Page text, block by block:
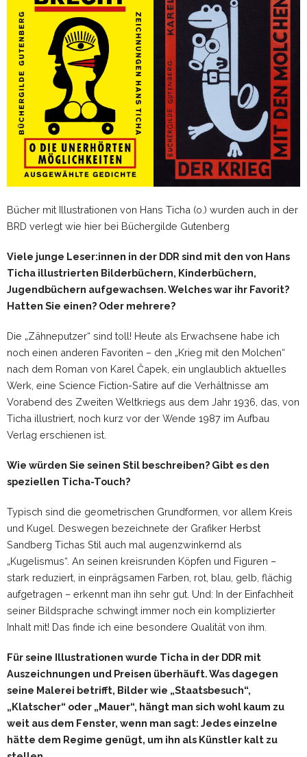
Bücher mit Illustrationen von Hans Ticha (o.) wurden auch in der
BRD verlegt wie hier bei Büchergilde Gutenberg
Viele junge Leser:innen in der DDR sind mit den von Hans
Ticha illustrierten Bilderbüchern, Kinderbüchern,
Jugendbüchern aufgewachsen. Welches war ihr Favorit?
Hatten Sie einen? Oder mehrere?
Die „Zähneputzer“ sind toll! Heute als Erwachsene habe ich
noch einen anderen Favoriten – den „Krieg mit den Molchen“
nach dem Roman von Karel Čapek, ein unglaublich aktuelles
Werk, eine Science Fiction-Satire auf die Verhältnisse am
Vorabend des Zweiten Weltkriegs aus dem Jahr 1936, das, von
Ticha illustriert, noch kurz vor der Wende 1987 im Aufbau
Verlag erschienen ist.
Wie würden Sie seinen Stil beschreiben? Gibt es den
speziellen Ticha-Touch?
Typisch sind die geometrischen Grundformen, vor allem Kreis
und Kugel. Deswegen bezeichnete der Grafiker Herbst
Sandberg Tichas Stil auch mal augenzwinkernd als
„Kugelismus“. An seinen kreisrunden Köpfen und Figuren –
stark reduziert, in einprägsamen Farben, rot, blau, gelb, flächig
aufgetragen – erkennt man ihn sehr gut. Und: In der Einfachheit
seiner Bildsprache schwingt immer noch ein komplizierter
Inhalt mit! Das finde ich eine besondere Qualität von ihm.
Für seine Illustrationen wurde Ticha in der DDR mit
Auszeichnungen und Preisen überhäuft. Was dagegen
seine Malerei betrifft, Bilder wie „Staatsbesuch“,
„Klatscher“ oder „Mauer“, hängt man sich wohl kaum zu
weit aus dem Fenster, wenn man sagt: Jedes einzelne
hätte dem Regime genügt, um ihn als Künstler kalt zu